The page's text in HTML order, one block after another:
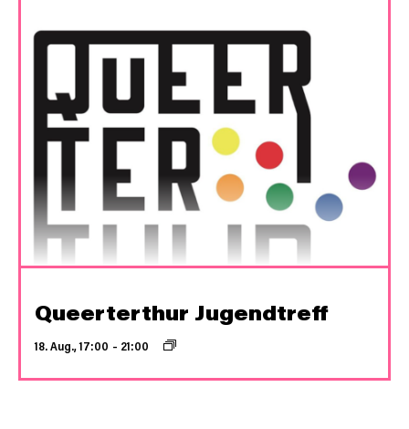
Queerterthur Jugendtreff
18. Aug., 17:00 – 21:00